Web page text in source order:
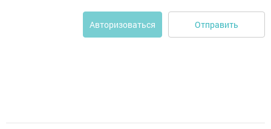
Авторизоваться Отправить